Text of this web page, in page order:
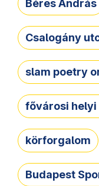
Béres András
Csalogány
slam poetry
fővárosi
körforgalom
Budapest